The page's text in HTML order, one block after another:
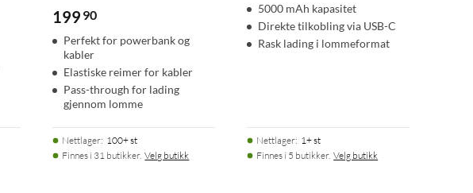
199 90
Perfekt for powerbank og
kabler
Elastiske reimer for kabler
Pass-through for lading
gjennom lomme
Nettlager: 100+ st
Finnes i 31 butikker. Velg butikk
5000 mAh kapasitet
Direkte tilkobling via USB-C
Rask lading i lommeformat
Nettlager: 1+ st
Finnes i 5 butikker. Velg butikk